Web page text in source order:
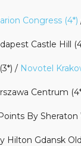
Congress (4*)
Castle Hill
/ Novotel
Centrum
By Sheraton
Hilton Gdansk